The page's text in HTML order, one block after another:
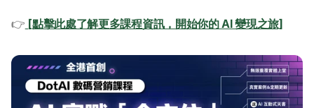
👉 [點擊此處了解更多課程資訊，開始你的 AI 變現之旅]